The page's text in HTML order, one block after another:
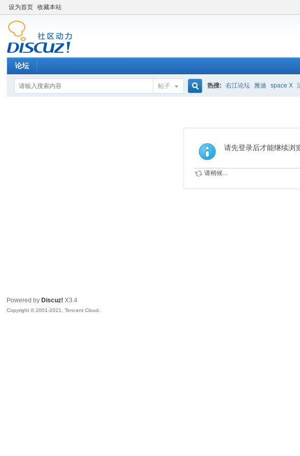
设为首页 收藏本站
论坛
帖子 热搜: 右江论坛 雅迪 space X
请先登录后才能继续浏
请稍候...
Powered by Discuz! X3.4
Copyright © 2001-2021, Tencent Cloud.